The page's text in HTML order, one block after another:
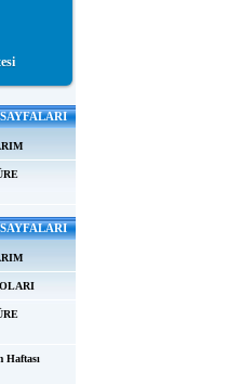
Haftası